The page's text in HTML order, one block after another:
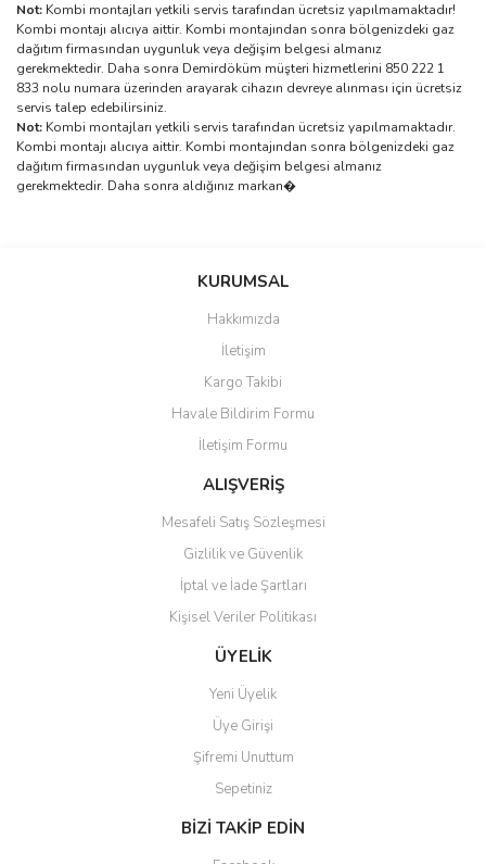
Not: Kombi montajları yetkili servis tarafından ücretsiz yapılmamaktadır!
Kombi montajı alıcıya aittir. Kombi montajından sonra bölgenizdeki gaz
dağıtım firmasından uygunluk veya değişim belgesi almanız
gerekmektedir. Daha sonra Demirdöküm müşteri hizmetlerini 850 222 1
833 nolu numara üzerinden arayarak cihazın devreye alınması için ücretsiz
servis talep edebilirsiniz.
Not: Kombi montajları yetkili servis tarafından ücretsiz yapılmamaktadır.
Kombi montajı alıcıya aittir. Kombi montajından sonra bölgenizdeki gaz
dağıtım firmasından uygunluk veya değişim belgesi almanız
gerekmektedir. Daha sonra aldığınız markan�
Bu ürüne ilk yorumu siz yapın!
Yorum Yaz
Ürün resmi kalitesiz, bozuk veya görüntülenemiyor.
Ürün açıklamasında eksik bilgiler bulunuyor.
Ürün bilgilerinde hatalar bulunuyor.
Ürün fiyatı diğer sitelerden daha pahalı.
Bu ürüne benzer farklı alternatifler olmalı.
Gönder
KURUMSAL
Hakkımızda
İletişim
Kargo Takibi
Havale Bildirim Formu
İletişim Formu
ALIŞVERİŞ
Mesafeli Satış Sözleşmesi
Gizlilik ve Güvenlik
İptal ve İade Şartları
Kişisel Veriler Politikası
ÜYELİK
Yeni Üyelik
Üye Girişi
Şifremi Unuttum
Sepetiniz
BİZİ TAKİP EDİN